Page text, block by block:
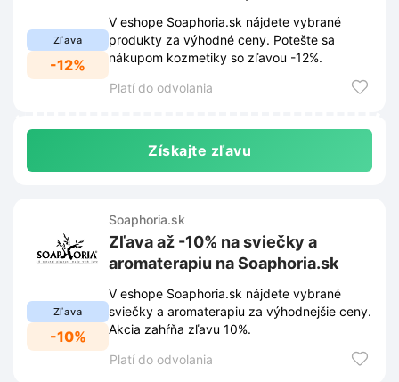
Zľava
-12%
V eshope Soaphoria.sk nájdete vybrané
produkty za výhodné ceny. Potešte sa
nákupom kozmetiky so zľavou -12%.
Platí do odvolania
Získajte zľavu
Zľava
-10%
Soaphoria.sk
Zľava až -10% na sviečky a
aromaterapiu na Soaphoria.sk
V eshope Soaphoria.sk nájdete vybrané
sviečky a aromaterapiu za výhodnejšie ceny.
Akcia zahŕňa zľavu 10%.
Platí do odvolania